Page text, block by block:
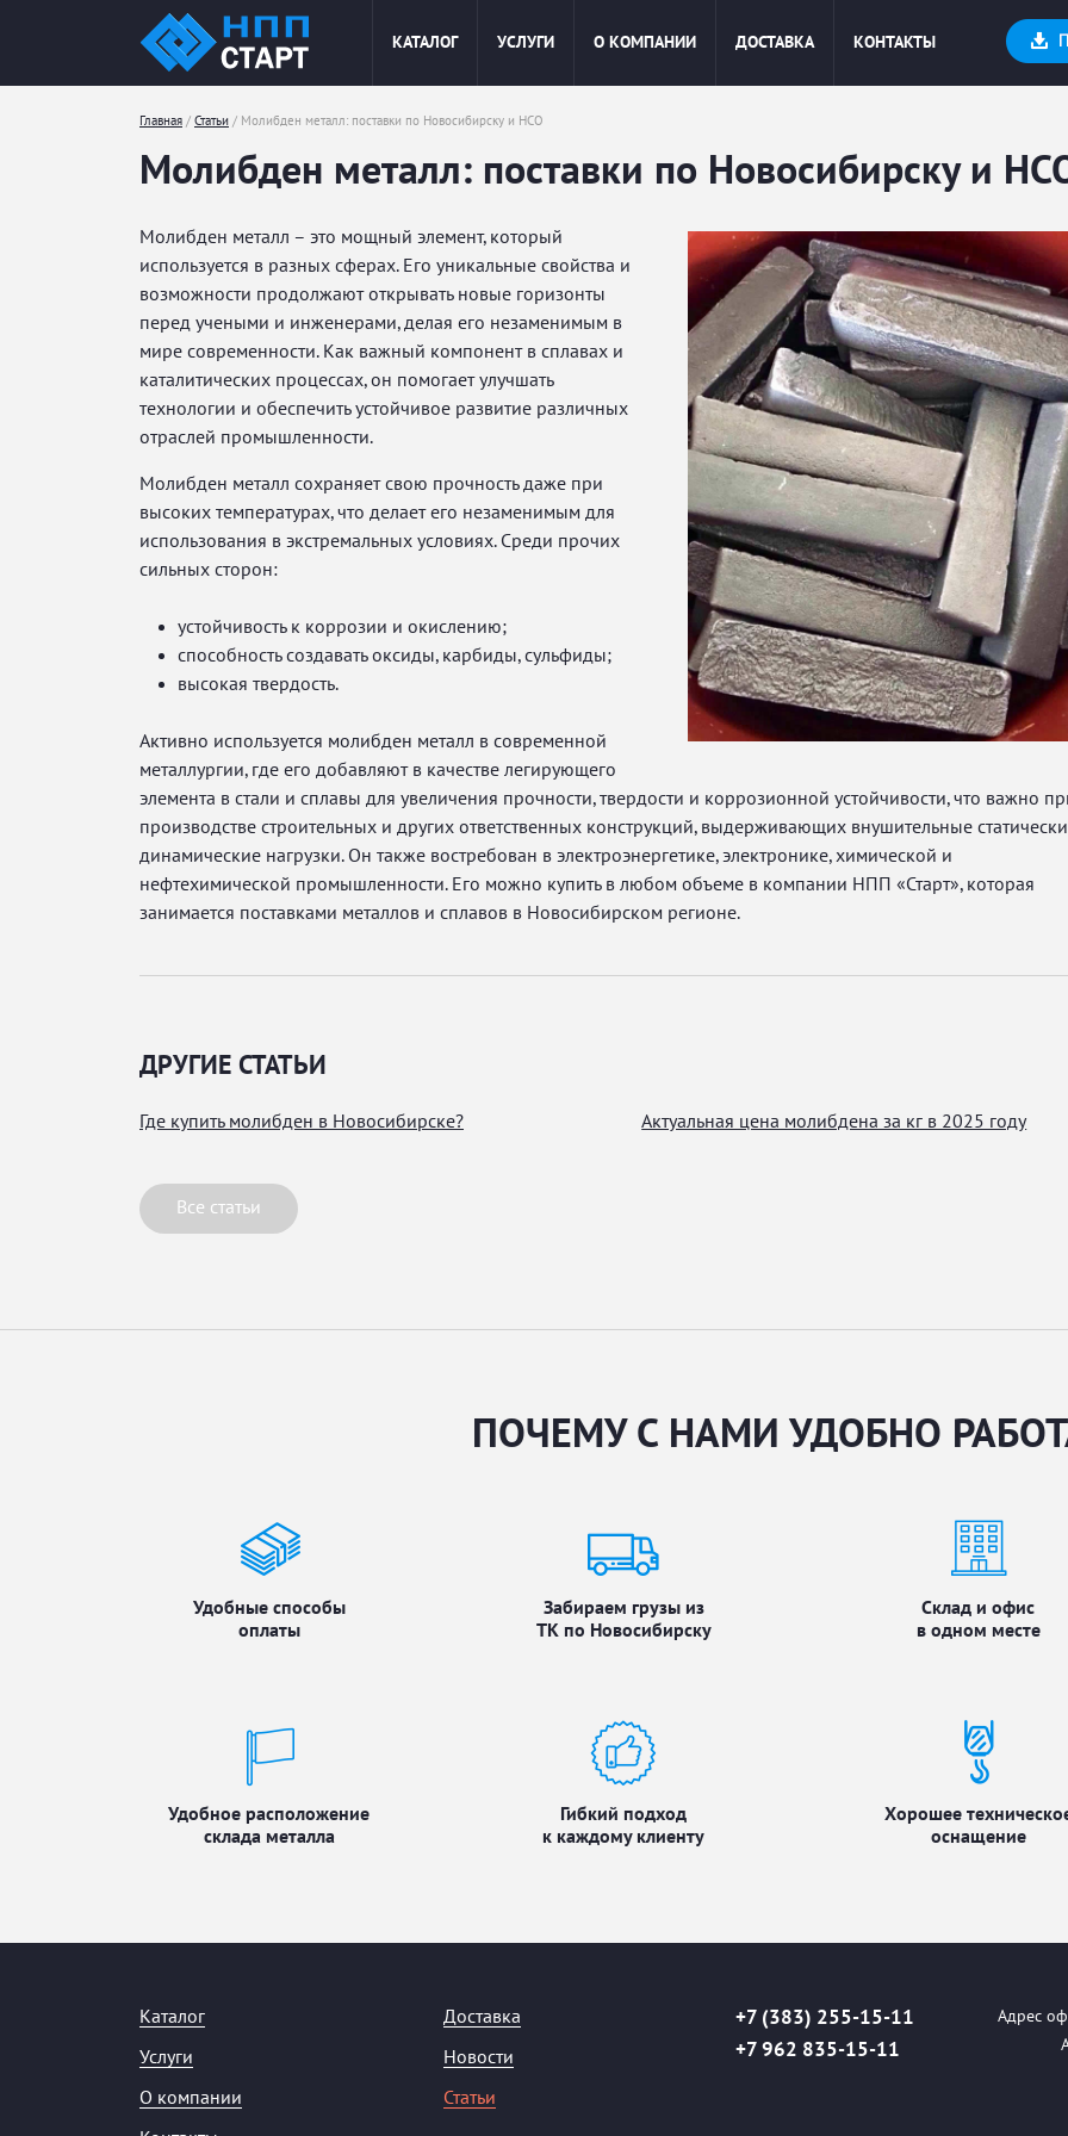
КАТАЛОГ УСЛУГИ О КОМПАНИИ ДОСТАВКА КОНТАКТЫ
Вы
Главная / Статьи / Молибден металл: поставки по Новосибирску и НСО
Молибден металл: поставки по Новосибирску и
Молибден металл – это мощный элемент, который
используется в разных сферах. Его уникальные свойства и
возможности продолжают открывать новые горизонты
перед учеными и инженерами, делая его незаменимым в
мире современности. Как важный компонент в сплавах и
каталитических процессах, он помогает улучшать
технологии и обеспечить устойчивое развитие различных
отраслей промышленности.
Молибден металл сохраняет свою прочность даже при
высоких температурах, что делает его незаменимым для
использования в экстремальных условиях. Среди прочих
сильных сторон:
устойчивость к коррозии и окислению;
способность создавать оксиды, карбиды, сульфиды;
высокая твердость.
Активно используется молибден металл в современной
металлургии, где его добавляют в качестве легирующего
элемента в стали и сплавы для увеличения прочности, твердости и коррозионной устойчивости, что важно
производстве строительных и других ответственных конструкций, выдерживающих внушительные
динамические нагрузки. Он также востребован в электроэнергетике, электронике, химической и
нефтехимической промышленности. Его можно купить в любом объеме в компании НПП «Старт», которая
занимается поставками металлов и сплавов в Новосибирском регионе.
ДРУГИЕ СТАТЬИ
Где купить молибден в Новосибирске? Актуальная цена молибдена за кг в 2025 году
Все статьи
ПОЧЕМУ С НАМИ УДОБНО
Удобные способы
оплаты
Забираем грузы из
ТК по Новосибирску
Склад и офис
в одном месте
Удобное расположение
склада металла
Гибкий подход
к каждому клиенту
Хорошее
оснащение
Каталог
Услуги
О компании
Доставка
Новости
Статьи
+7 (383) 255-15-11
+7 962 835-15-11
Адрес